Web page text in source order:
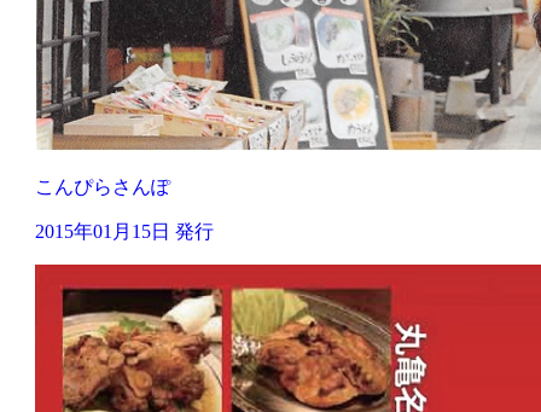
こんぴらさんぽ
2015年01月15日 発行